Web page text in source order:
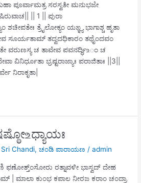
ಪೂರ್ವಾಮತ್ರ ಸರಸ್ವತೀ ಮನುಭಜೇ
|| 1 || ಪುರಾ
ಶಚೀಪತೇಃ ತ್ರೈಲೋಕ್ಯಂ ಯಙ್ಞ್ಯ ಭಾಗಾಶ್ಚ ಹೃತಾ
ಸೂರ್ಯತಾಮ್ ತದ್ವದಧಿಕಾರಂ ತಥೈಂದವಂ
ವರುಣಸ್ಯ ಚ ತಾವೇವ ಪವನರ್ದ್ಧಿ‌உಂ ಚ
ವಿನಿರ್ಧೂತಾ ಭ್ರಷ್ಟರಾಜ್ಯಾಃ ಪರಾಜಿತಾಃ ||3||
ನಿರಾಕೃತಾ|
‌உಧ್ಯಾಯಃ
Sri Chandi,ಚಂಡಿ ಪಾರಾಯಣ /admin
ಫಣೋತ್ತ್ಂಸೋರು ರತ್ನಾವಳೀ ಭಾಸ್ವದ್ ದೇಹ
| ಮಾಲಾ ಕುಂಭ ಕಪಾಲ ನೀರಜ ಕರಾಂ ಚಂದ್ರಾ